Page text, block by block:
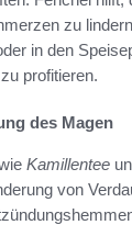
zu
in den
profitieren.
des Magen
Kamillentee
von